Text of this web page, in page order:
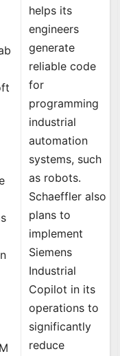
helps its
engineers
generate
reliable code
for
programming
industrial
automation
systems, such
as robots.
Schaeffler also
plans to
implement
Siemens
Industrial
Copilot in its
operations to
significantly
reduce